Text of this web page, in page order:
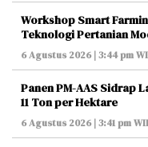
Workshop Smart
Teknologi Pertanian
6 Agustus 2026 | 3:44 pm
Panen PM-AAS Sidrap
11 Ton per Hektare
6 Agustus 2026 | 3:41 pm